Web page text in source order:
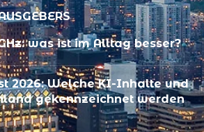
was ist im Alltag besser?
2026: Welche KI-Inhalte und
gekennzeichnet werden